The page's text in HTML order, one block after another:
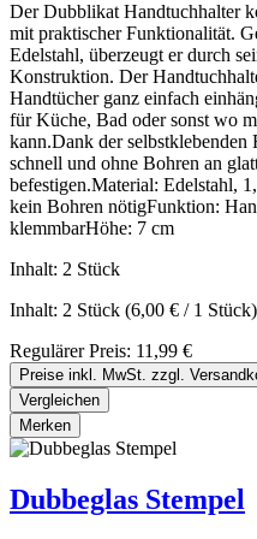
Der Dubblikat Handtuchhalter
mit praktischer Funktionalität.
Edelstahl, überzeugt er durch
Konstruktion. Der
Handtücher ganz einfach
für Küche, Bad oder sonst wo
kann.Dank der selbstklebenden
schnell und ohne Bohren an
befestigen.Material: Edelstahl,
kein Bohren nötigFunktion:
klemmbarHöhe: 7 cm
Inhalt: 2 Stück
Inhalt: 2 Stück (6,00 € / 1 Stück)
Regulärer Preis: 11,99 €
Preise inkl. MwSt. zzgl.
Vergleichen
Merken
Dubbeglas Stempel